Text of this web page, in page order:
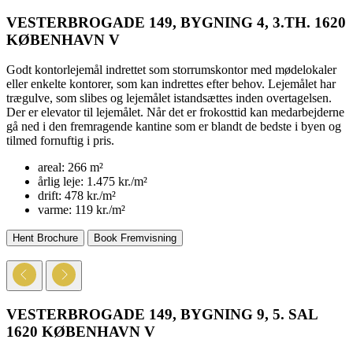
VESTERBROGADE 149, BYGNING 4, 3.TH. 1620
KØBENHAVN V
Godt kontorlejemål indrettet som storrumskontor med mødelokaler
eller enkelte kontorer, som kan indrettes efter behov. Lejemålet har
trægulve, som slibes og lejemålet istandsættes inden overtagelsen.
Der er elevator til lejemålet. Når det er frokosttid kan medarbejderne
gå ned i den fremragende kantine som er blandt de bedste i byen og
tilmed fornuftig i pris.
areal: 266 m²
årlig leje: 1.475 kr./m²
drift: 478 kr./m²
varme: 119 kr./m²
Hent Brochure Book Fremvisning
VESTERBROGADE 149, BYGNING 9, 5. SAL
1620 KØBENHAVN V